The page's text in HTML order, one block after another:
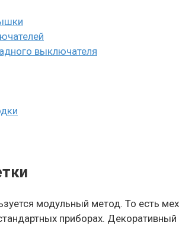
выключателя
модульный метод. То есть
приборах.